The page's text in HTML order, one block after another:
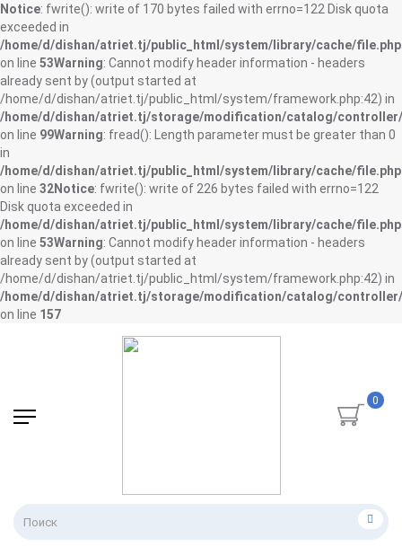
Notice: fwrite(): write of 170 bytes failed with errno=122 Disk quota
exceeded in
/home/d/dishan/atriet.tj/public_html/system/library/cache/file.php
on line 53Warning: Cannot modify header information - headers
already sent by (output started at
/home/d/dishan/atriet.tj/public_html/system/framework.php:42) in
/home/d/dishan/atriet.tj/storage/modification/catalog/
on line 99Warning: fread(): Length parameter must be greater than 0
in
/home/d/dishan/atriet.tj/public_html/system/library/cache/file.php
on line 32Notice: fwrite(): write of 226 bytes failed with errno=122
Disk quota exceeded in
/home/d/dishan/atriet.tj/public_html/system/library/cache/file.php
on line 53Warning: Cannot modify header information - headers
already sent by (output started at
/home/d/dishan/atriet.tj/public_html/system/framework.php:42) in
/home/d/dishan/atriet.tj/storage/modification/catalog/
on line 157
0